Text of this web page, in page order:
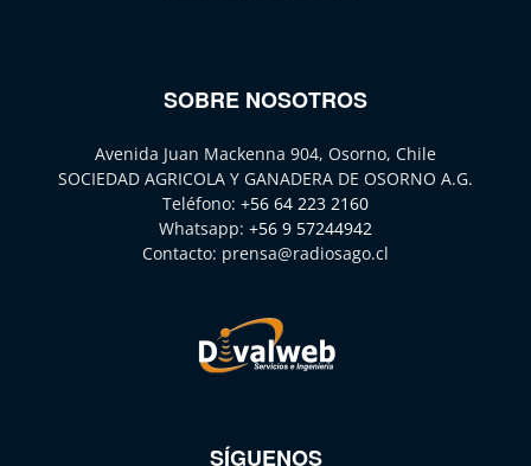
SOBRE NOSOTROS
Avenida Juan Mackenna 904, Osorno, Chile
SOCIEDAD AGRICOLA Y GANADERA DE OSORNO A.G.
Teléfono: +56 64 223 2160
Whatsapp: +56 9 57244942
Contacto: prensa@radiosago.cl
SÍGUENOS